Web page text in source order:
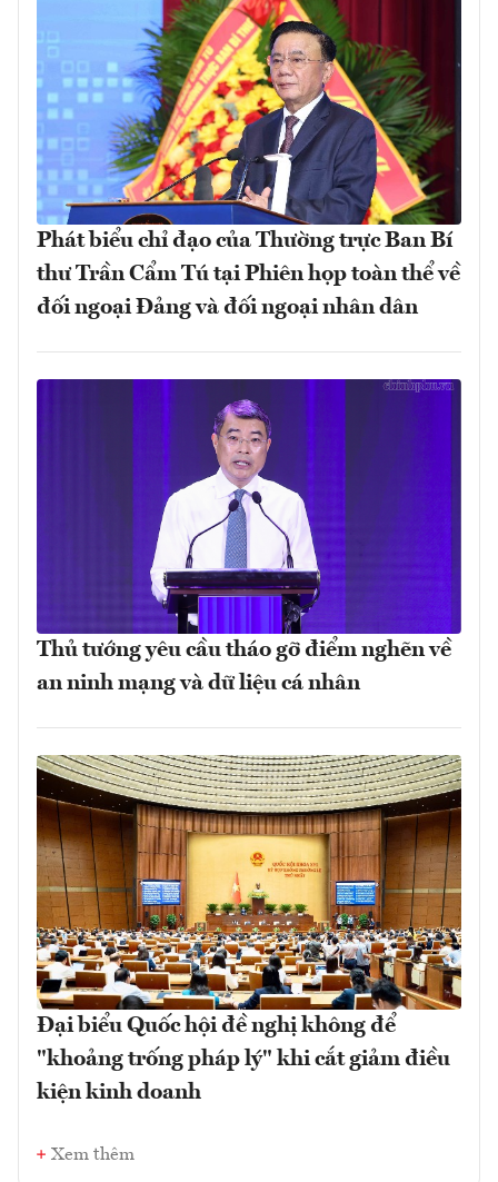
Phát biểu chỉ đạo của Thường trực Ban Bí
thư Trần Cẩm Tú tại Phiên họp toàn thể về
đối ngoại Đảng và đối ngoại nhân dân
Thủ tướng yêu cầu tháo gỡ điểm nghẽn về
an ninh mạng và dữ liệu cá nhân
Đại biểu Quốc hội đề nghị không để
"khoảng trống pháp lý" khi cắt giảm điều
kiện kinh doanh
Xem thêm